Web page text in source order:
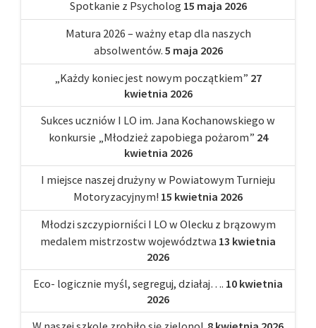
Spotkanie z Psycholog 15 maja 2026
Matura 2026 – ważny etap dla naszych
absolwentów. 5 maja 2026
„Każdy koniec jest nowym początkiem” 27
kwietnia 2026
Sukces uczniów I LO im. Jana Kochanowskiego w
konkursie „Młodzież zapobiega pożarom” 24
kwietnia 2026
I miejsce naszej drużyny w Powiatowym Turnieju
Motoryzacyjnym! 15 kwietnia 2026
Młodzi szczypiorniści I LO w Olecku z brązowym
medalem mistrzostw województwa 13 kwietnia
2026
Eco- logicznie myśl, segreguj, działaj…. 10 kwietnia
2026